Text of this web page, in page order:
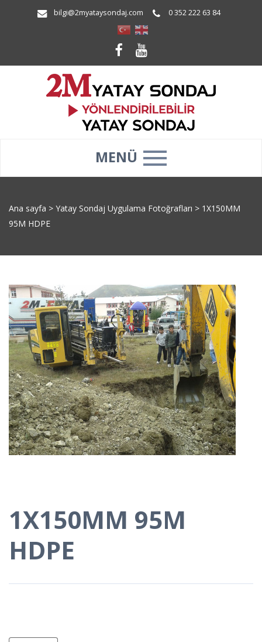
bilgi@2myataysondaj.com 0 352 222 63 84
MENÜ
Ana sayfa > Yatay Sondaj Uygulama Fotoğrafları > 1X150MM
95M HDPE
1X150MM 95M
HDPE